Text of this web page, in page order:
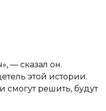
— сказал он.
этой истории.
смогут решить, будут